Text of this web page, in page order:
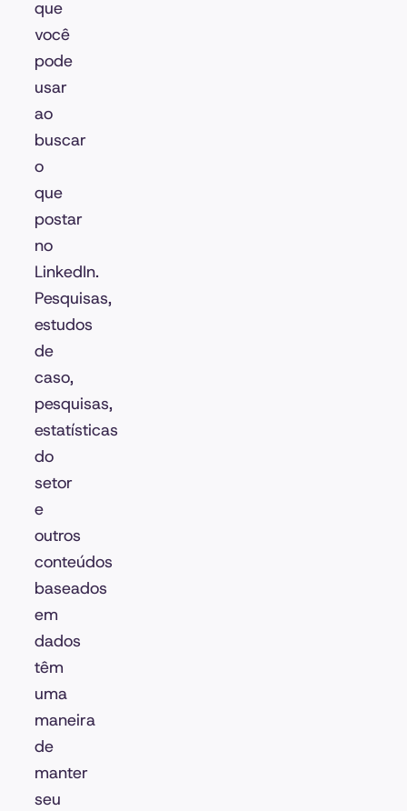
que
você
pode
usar
ao
buscar
o
que
postar
no
LinkedIn.
Pesquisas,
estudos
de
caso,
pesquisas,
estatísticas
do
setor
e
outros
conteúdos
baseados
em
dados
têm
uma
maneira
de
manter
seu